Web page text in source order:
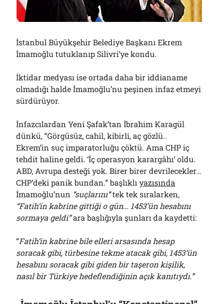
Bölmediğiniz Bir O Kalmıştı!..
29/07/2026
Arşivler
İstanbul Büyükşehir Belediye Başkanı Ekrem
İmamoğlu tutuklanıp Silivri’ye kondu.
İktidar medyası ise ortada daha bir iddianame
olmadığı halde İmamoğlu’nu peşinen infaz etmeyi
sürdürüyor.
İnfazcılardan Yeni Şafak’tan İbrahim Karagül
dünkü, “Görgüsüz, cahil, kibirli, aç gözlü..
Ekrem’in suç imparatorluğu çöktü. Ama CHP iç
tehdit haline geldi. ‘İç operasyon karargâhı’ oldu.
ABD, Avrupa desteği yok. Birer birer devrilecekler…
CHP’deki panik bundan.” başlıklıyazısında
İmamoğlu’nun “suçlarını”tek tek sıralarken,
“Fatih’in kabrine gittiği o gün… 1453’ün hesabını
sormaya geldi”ara başlığıyla şunları da kaydetti:
“Fatih’in kabrine bile elleri arsasında hesap
soracak gibi, türbesine tekme atacak gibi, 1453’ün
hesabını soracak gibi giden bir taşeron kişilik,
nasıl bir Türkiye hedeflendiğinin açık kanıtıydı.”